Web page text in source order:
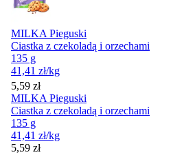
MILKA Pieguski
Ciastka z czekoladą i orzechami
135 g
41,41 zł/kg
Cena
5,59 zł
MILKA Pieguski
Ciastka z czekoladą i orzechami
135 g
41,41 zł/kg
Cena
5,59 zł